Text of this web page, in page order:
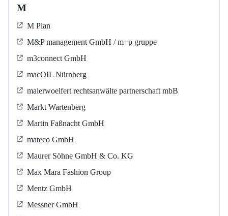
M
M Plan
M&P management GmbH / m+p gruppe
m3connect GmbH
macOIL Nürnberg
maierwoelfert rechtsanwälte partnerschaft mbB
Markt Wartenberg
Martin Faßnacht GmbH
mateco GmbH
Maurer Söhne GmbH & Co. KG
Max Mara Fashion Group
Mentz GmbH
Messner GmbH